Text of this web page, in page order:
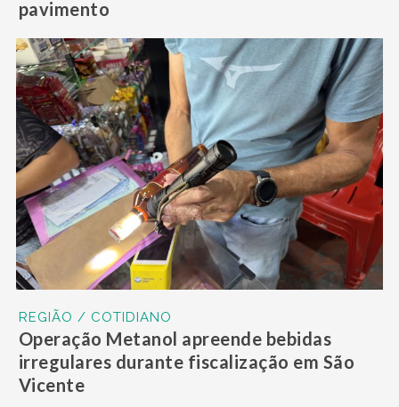
pavimento
REGIÃO / COTIDIANO
Operação Metanol apreende bebidas
irregulares durante fiscalização em São
Vicente